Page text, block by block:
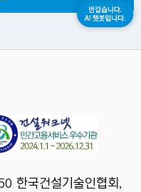
한국건설기술인협회,